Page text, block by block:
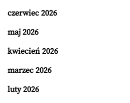
czerwiec 2026
maj 2026
kwiecień 2026
marzec 2026
luty 2026